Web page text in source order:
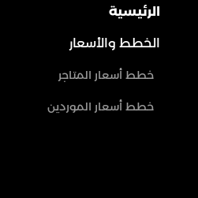
الرئيسية
الخطط والأسعار
خطط أسعار المتاجر
خطط أسعار الموردين